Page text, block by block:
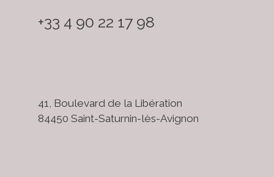
+33 4 90 22 17 98
41, Boulevard de la Libération
84450 Saint-Saturnin-lès-Avignon